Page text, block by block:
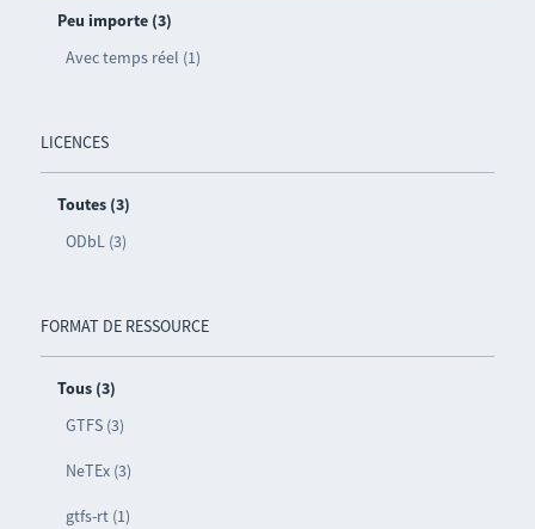
Peu importe (3)
Avec temps réel (1)
LICENCES
Toutes (3)
ODbL (3)
FORMAT DE RESSOURCE
Tous (3)
GTFS (3)
NeTEx (3)
gtfs-rt (1)